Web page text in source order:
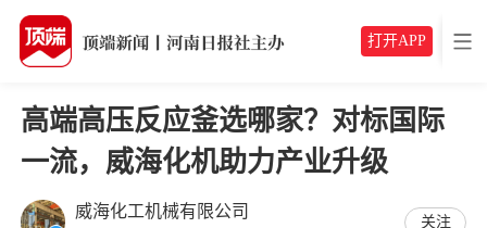
打开APP
高端高压反应釜选哪家？对标国际
一流，威海化机助力产业升级
威海化工机械有限公司 关注